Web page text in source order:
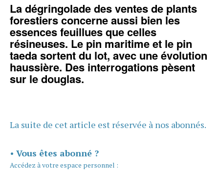
La dégringolade des ventes de plants
forestiers concerne aussi bien les
essences feuillues que celles
résineuses. Le pin maritime et le pin
taeda sortent du lot, avec une évolution
haussière. Des interrogations pèsent
sur le douglas.
La suite de cet article est réservée à nos abonnés.
• Vous êtes abonné ?
Accédez à votre espace personnel :